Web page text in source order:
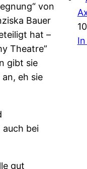
von
Bauer
hat –
Theatre”
gibt sie
eh sie
bei
gut